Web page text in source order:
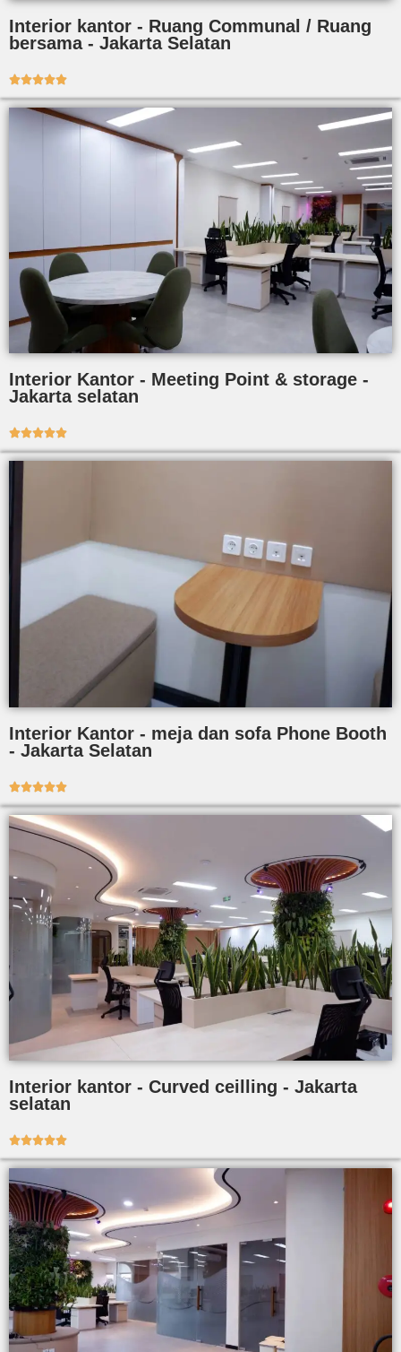
Interior kantor - Ruang Communal / Ruang
bersama - Jakarta Selatan

Interior Kantor - Meeting Point & storage -
Jakarta selatan

Interior Kantor - meja dan sofa Phone Booth
- Jakarta Selatan

Interior kantor - Curved ceilling - Jakarta
selatan
